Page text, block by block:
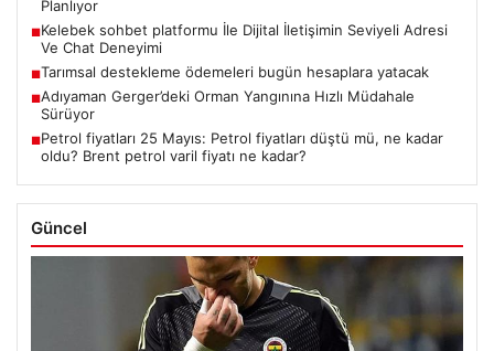
Planlıyor
■Kelebek sohbet platformu İle Dijital İletişimin Seviyeli Adresi
Ve Chat Deneyimi
■Tarımsal destekleme ödemeleri bugün hesaplara yatacak
■Adıyaman Gerger’deki Orman Yangınına Hızlı Müdahale
Sürüyor
■Petrol fiyatları 25 Mayıs: Petrol fiyatları düştü mü, ne kadar
oldu? Brent petrol varil fiyatı ne kadar?
Güncel